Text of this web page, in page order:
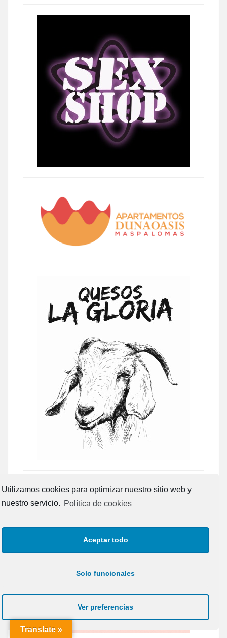
Utilizamos cookies para optimizar nuestro sitio web y
nuestro servicio. Política de cookies
Aceptar todo
Solo funcionales
Ver preferencias
Translate »